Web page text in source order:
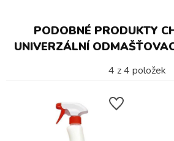
PODOBNÉ PRODUKTY
UNIVERZÁLNÍ
4 z4 položek